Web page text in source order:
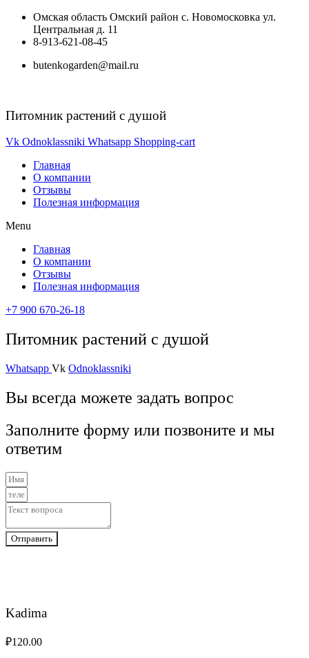
Перейти
содержимому
Омская область Омский район с. Новомосковка ул.
Центральная д. 11
8-913-621-08-45
butenkogarden@mail.ru
Питомник растений с душой
Vk Odnoklassniki Whatsapp Shopping-cart
Главная
О компании
Отзывы
Полезная информация
Menu
Главная
О компании
Отзывы
Полезная информация
+7 900 670-26-18
Питомник растений с душой
Whatsapp Vk Odnoklassniki
Вы всегда можете задать вопрос
Заполните форму или позвоните и мы
ответим
Отправить
Kadima
₽120.00